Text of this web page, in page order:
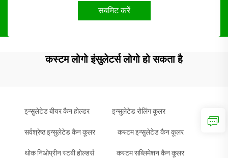
सबमिट करें
कस्टम लोगो इंसुलेटर्स लोगो हो सकता है
इन्सुलेटेड बीयर कैन होल्डर इन्सुलेटेड रोलिंग कूलर
सर्वश्रेष्ठ इन्सुलेटेड कैन कूलर कस्टम इन्सुलेटेड कैन कूलर
थोक निओप्रीन स्टबी होल्डर्स कस्टम सब्लिमेशन कैन कूलर